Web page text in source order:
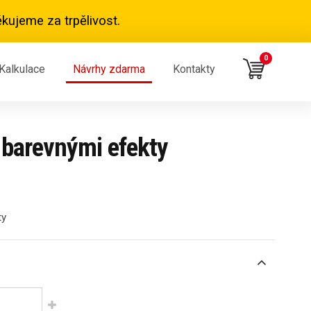
za trpělivost.
Návrhy zdarma Kontakty
0
efekty